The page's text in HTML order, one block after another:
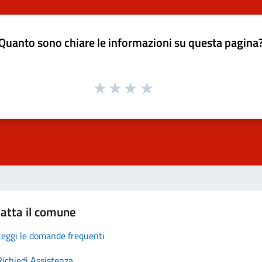
sono chiare le informazioni su questa
il comune
le domande frequenti